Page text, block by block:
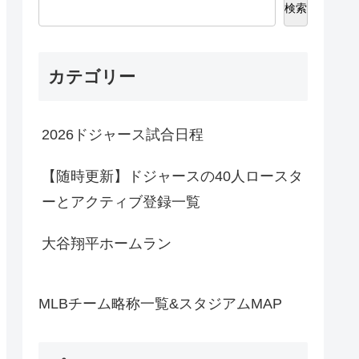
検索
カテゴリー
2026ドジャース試合日程
【随時更新】ドジャースの40人ロースタ
ーとアクティブ登録一覧
大谷翔平ホームラン
MLBチーム略称一覧&スタジアムMAP